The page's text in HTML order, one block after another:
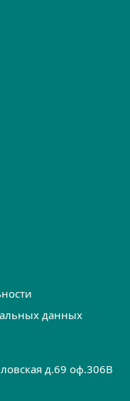
данных
д.69 оф.306B